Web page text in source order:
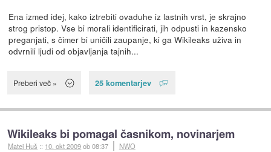
Ena izmed idej, kako iztrebiti ovaduhe iz lastnih vrst, je skrajno
strog pristop. Vse bi morali identificirati, jih odpusti in kazensko
preganjati, s čimer bi uničili zaupanje, ki ga Wikileaks uživa in
odvrnili ljudi od objavljanja tajnih...
Preberi več » 25 komentarjev
Wikileaks bi pomagal časnikom, novinarjem
Matej Huš :: 10. okt 2009ob 08:37 NWO